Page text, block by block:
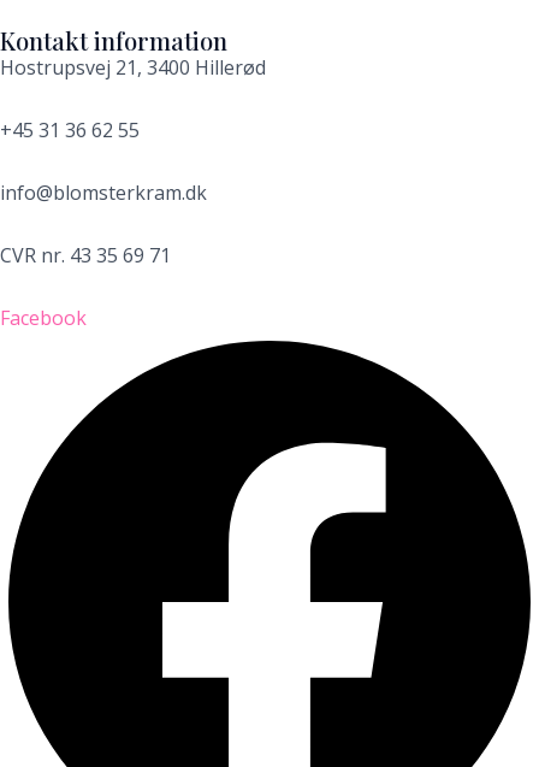
Kontakt information
Hostrupsvej 21, 3400 Hillerød
+45 31 36 62 55
info@blomsterkram.dk
CVR nr. 43 35 69 71
Facebook